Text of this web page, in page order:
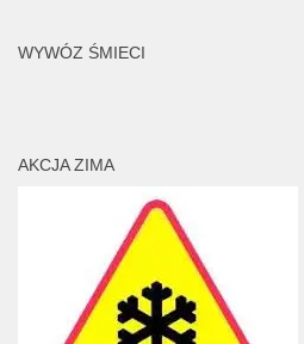
WYWÓZ ŚMIECI
AKCJA ZIMA